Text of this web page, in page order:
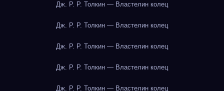
Дж. Р. Р. Толкин — Властелин колец
Дж. Р. Р. Толкин — Властелин колец
Дж. Р. Р. Толкин — Властелин колец
Дж. Р. Р. Толкин — Властелин колец
Дж. Р. Р. Толкин — Властелин колец